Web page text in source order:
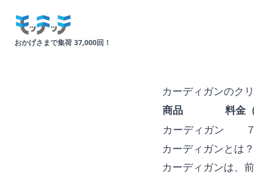
Your Company
おかげさまで集荷 37,000回！
カーディガンのク
商品
料金
カーディガン
カーディガンとは？
カーディガンは、